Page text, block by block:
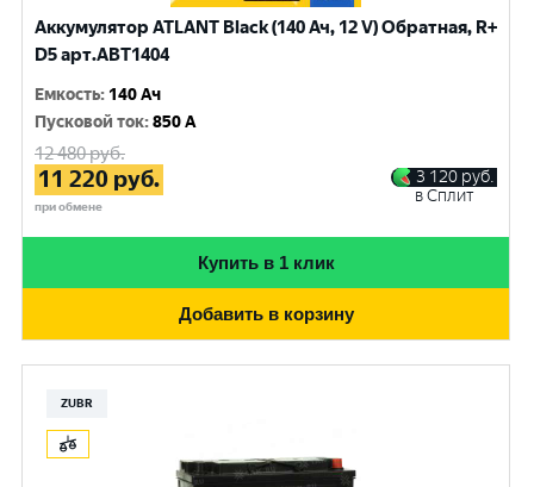
Аккумулятор ATLANT Black (140 Ач, 12 V) Обратная, R+
D5 арт.ABT1404
Емкость: 140 Ач
Пусковой ток:850 A
12 480руб.
11 220 руб.
при обмене
3 120 руб.
в Сплит
Купить в 1 клик
Добавить в корзину
ZUBR